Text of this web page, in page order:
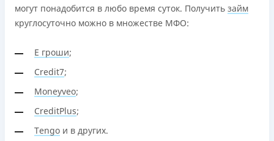
могут понадобится в любо время суток. Получить займ
круглосуточно можно в множестве МФО:
Е гроши;
Credit7;
Moneyveo;
CreditPlus;
Tengo и в других.